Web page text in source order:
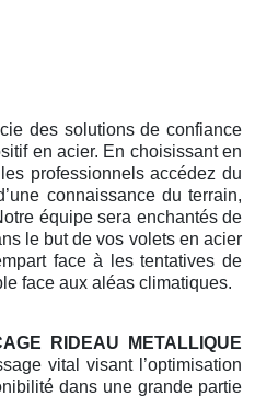
des solutions de confiance
en acier. En choisissant en
professionnels accédez du
connaissance du terrain,
équipe sera enchantés de
le but de vos volets en acier
face à les tentatives de
face aux aléas climatiques.
RIDEAU METALLIQUE
vital visant l’optimisation
dans une grande partie